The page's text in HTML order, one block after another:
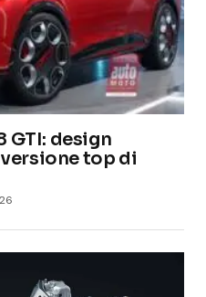
GTI: design
top di